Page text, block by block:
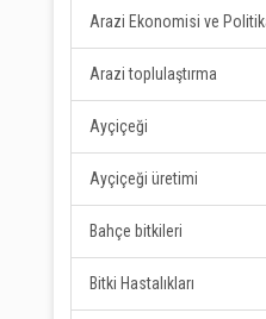
Arazi Ekonomisi ve
Arazi toplulaştırma
Ayçiçeği
Ayçiçeği üretimi
Bahçe bitkileri
Bitki Hastalıkları